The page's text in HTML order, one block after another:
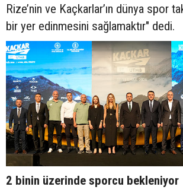
Rize’nin ve Kaçkarlar’ın dünya spor
bir yer edinmesini sağlamaktır" dedi.
2 binin üzerinde sporcu bekleniyor